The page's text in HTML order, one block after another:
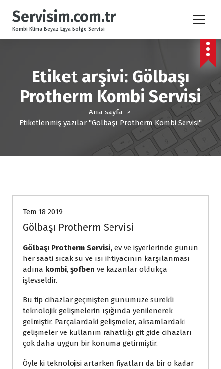
r
Servisim.com.tr
Kombi Klima Beyaz Eşya Bölge Servisi
Etiket arşivi: Gölbaşı
Protherm Kombi Servisi
Ana sayfa >
Etiketlenmiş yazılar "Gölbaşı Protherm Kombi Servisi"
Tem 18 2019
Gölbaşı Protherm Servisi
Gölbaşı Protherm Servisi, ev ve işyerlerinde günün
her saati sıcak su ve ısı ihtiyacının karşılanması
adına kombi, şofben ve kazanlar oldukça
işlevseldir.
Bu tip cihazlar geçmişten günümüze sürekli
teknolojik gelişmelerin ışığında yenilenerek
gelmiştir. Parçalardaki gelişmeler, aksamlardaki
gelişmeler ve kullanım rahatlığı git gide cihazları
çok daha uygun bir konuma getirmiştir.
Öyle ki teknolojisi artarken fiyatları da bir o kadar